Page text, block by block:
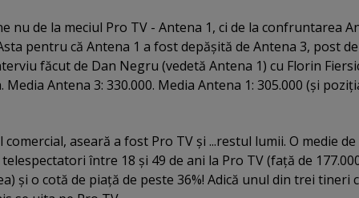
nu de la meciul Pro TV - Antena 1, ci de la confruntarea
pentru că Antena 1 a fost depăşită de Antena 3, post
făcut de Dan Negru (vedetă Antena 1) cu Florin
Media Antena 3: 330.000. Media Antena 1: 305.000 (şi
comercial, aseară a fost Pro TV şi ...restul lumii. O medie de
între 18 şi 49 de ani la Pro TV (faţă de
şi o cotă de piaţă de peste 36%! Adică unul din trei tineri